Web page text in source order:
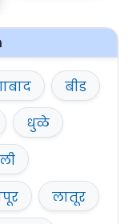
बीड
धुळे
लातूर